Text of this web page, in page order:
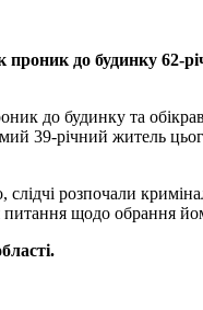
до будинку 62-
до будинку та
39-річний житель
розпочали
щодо обрання